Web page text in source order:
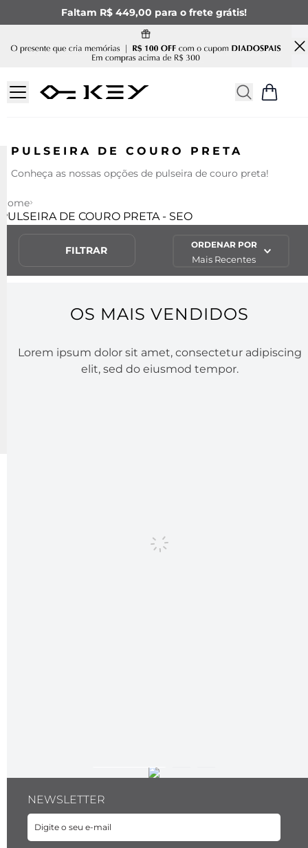
Faltam R$ 449,00 para o frete grátis!
PULSEIRA DE COURO PRETA
Conheça as nossas opções de pulseira de couro preta!
Home
PULSEIRA DE COURO PRETA - SEO
FILTRAR ORDENAR POR
Mais Recentes
OS MAIS VENDIDOS
Lorem ipsum dolor sit amet, consectetur adipiscing
elit, sed do eiusmod tempor.
NEWSLETTER